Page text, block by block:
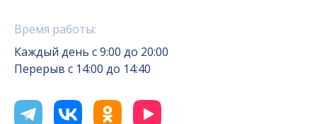
Время работы:
Каждый день с 9:00 до 20:00
Перерыв с 14:00 до 14:40